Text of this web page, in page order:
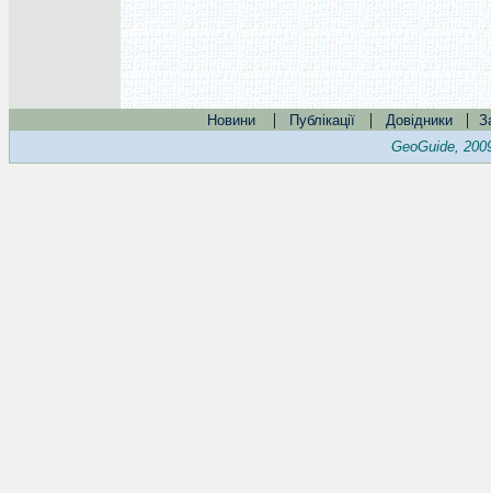
Новини | Публікації | Довідники |
GeoGuide,